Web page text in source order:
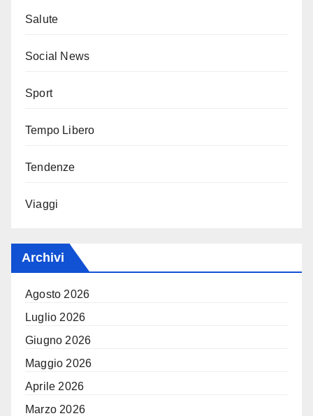
Salute
Social News
Sport
Tempo Libero
Tendenze
Viaggi
Archivi
Agosto 2026
Luglio 2026
Giugno 2026
Maggio 2026
Aprile 2026
Marzo 2026